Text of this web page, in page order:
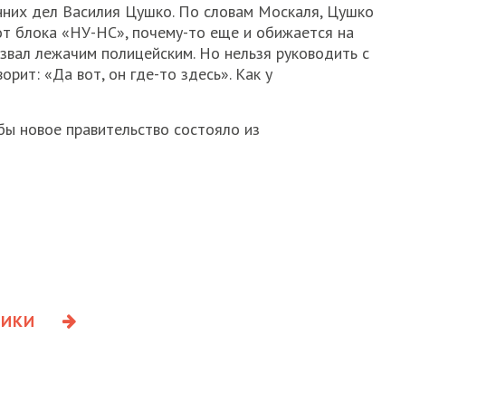
дел Василия Цушко. По словам Москаля, Цушко
блока «НУ-НС», почему-то еще и обижается на
лежачим полицейским. Но нельзя руководить с
«Да вот, он где-то здесь». Как у
новое правительство состояло из